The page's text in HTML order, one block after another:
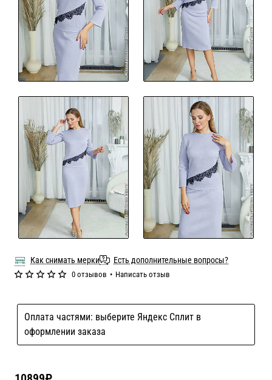
Как снимать мерки Есть дополнительные вопросы?
Оплата частями: выберите Яндекс Сплит в
оформлении заказа
0 отзывов • Написать отзыв